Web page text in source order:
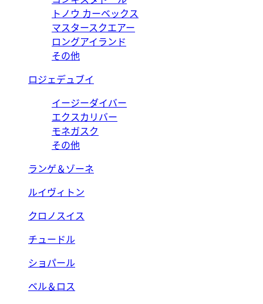
トノウ カーベックス
マスタースクエアー
ロングアイランド
その他
ロジェデュブイ
イージーダイバー
エクスカリバー
モネガスク
その他
ランゲ＆ゾーネ
ルイヴィトン
クロノスイス
チュードル
ショパール
ベル＆ロス